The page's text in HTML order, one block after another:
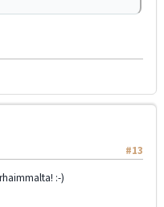
#13
:-)